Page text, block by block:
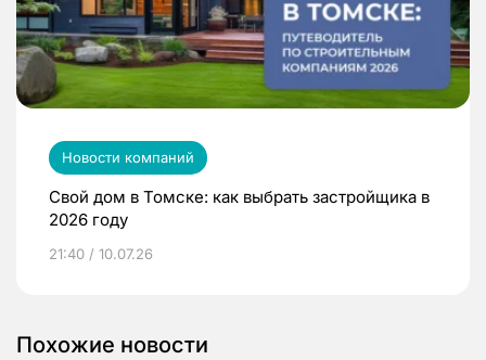
Новости компаний
Свой дом в Томске: как выбрать застройщика в
2026 году
21:40 / 10.07.26
Похожие новости